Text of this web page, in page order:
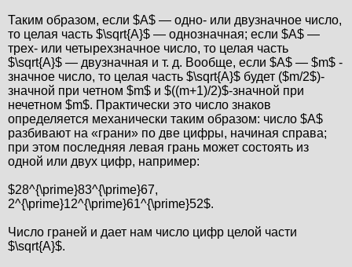
Таким образом, если $A$ — одно- или двузначное число,
то целая часть $\sqrt{A}$ — однозначная; если $A$ —
трех- или четырехзначное число, то целая часть
$\sqrt{A}$ — двузначная и т. д. Вообще, если $A$ — $m$ -
значное число, то целая часть $\sqrt{A}$ будет ($m/2$)-
значной при четном $m$ и $((m+1)/2)$-значной при
нечетном $m$. Практически это число знаков
определяется механически таким образом: число $A$
разбивают на «грани» по две цифры, начиная справа;
при этом последняя левая грань может состоять из
одной или двух цифр, например:
$28^{\prime}83^{\prime}67,
2^{\prime}12^{\prime}61^{\prime}52$.
Число граней и дает нам число цифр целой части
$\sqrt{A}$.